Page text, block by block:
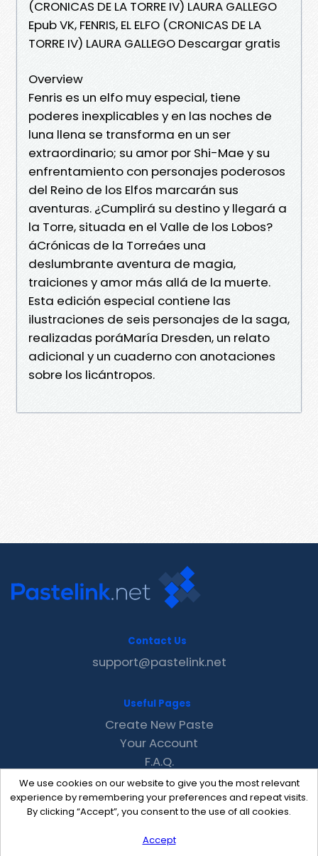
(CRONICAS DE LA TORRE IV) LAURA GALLEGO
Epub VK, FENRIS, EL ELFO (CRONICAS DE LA
TORRE IV) LAURA GALLEGO Descargar gratis
Overview
Fenris es un elfo muy especial, tiene
poderes inexplicables y en las noches de
luna llena se transforma en un ser
extraordinario; su amor por Shi-Mae y su
enfrentamiento con personajes poderosos
del Reino de los Elfos marcarán sus
aventuras. ¿Cumplirá su destino y llegará a
la Torre, situada en el Valle de los Lobos?
áCrónicas de la Torreáes una
deslumbrante aventura de magia,
traiciones y amor más allá de la muerte.
Esta edición especial contiene las
ilustraciones de seis personajes de la saga,
realizadas poráMaría Dresden, un relato
adicional y un cuaderno con anotaciones
sobre los licántropos.
We use cookies on our website to give you the most relevant
experience by remembering your preferences and repeat visits.
By clicking “Accept”, you consent to the use of all cookies.
Accept
Contact Us
support@pastelink.net
Useful Pages
Create New Paste
Your Account
F.A.Q.
Recent
Contact